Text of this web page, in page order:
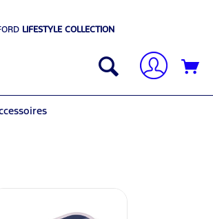
LIFESTYLE COLLECTION